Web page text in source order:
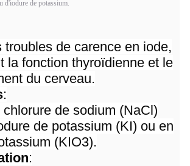
d'iodure de potassium.
troubles de carence en iode,
la fonction thyroïdienne et le
du cerveau.
:
de sodium (NaCl)
de potassium (KI) ou en
(KIO3).
: